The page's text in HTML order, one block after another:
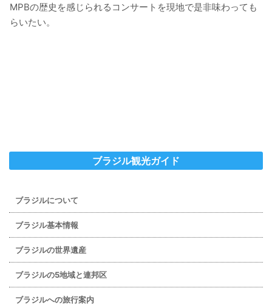
MPBの歴史を感じられるコンサートを現地で是非味わっても
らいたい。
ブラジル観光ガイド
ブラジルについて
ブラジル基本情報
ブラジルの世界遺産
ブラジルの5地域と連邦区
ブラジルへの旅行案内